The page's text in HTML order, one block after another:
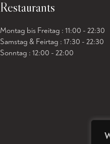
Restaurants
Montag bis Freitag : 11:00 - 22:30
Samstag & Feirtag : 17:30 - 22:30
Sonntag : 12:00 - 22:00